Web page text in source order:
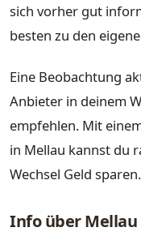
sich vorher gut
besten zu den
Eine Beobachtung
Anbieter in deinem
empfehlen. Mit
in Mellau kannst du
Wechsel Geld sparen.
Info über Mellau